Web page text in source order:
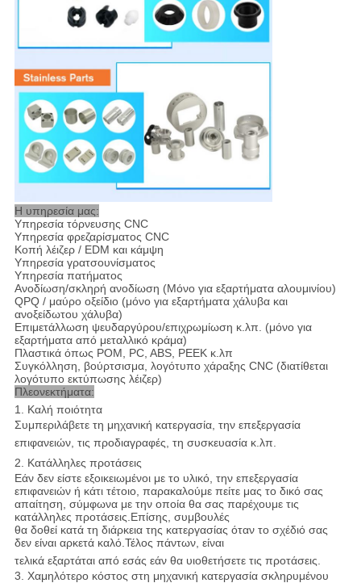
Η υπηρεσία μας:
Υπηρεσία τόρνευσης CNC
Υπηρεσία φρεζαρίσματος CNC
Κοπή λέιζερ / EDM και κάμψη
Υπηρεσία γρατσουνίσματος
Υπηρεσία πατήματος
Ανοδίωση/σκληρή ανοδίωση (Μόνο για εξαρτήματα αλουμινίου)
QPQ / μαύρο οξείδιο (μόνο για εξαρτήματα χάλυβα και
ανοξείδωτου χάλυβα)
Επιμετάλλωση ψευδαργύρου/επιχρωμίωση κ.λπ. (μόνο για
εξαρτήματα από μεταλλικό κράμα)
Πλαστικά όπως POM, PC, ABS, PEEK κ.λπ
Συγκόλληση, βούρτσισμα, λογότυπο χάραξης CNC (διατίθεται
λογότυπο εκτύπωσης λέιζερ)
Πλεονεκτήματα:
1. Καλή ποιότητα
Συμπεριλάβετε τη μηχανική κατεργασία, την επεξεργασία
επιφανειών, τις προδιαγραφές, τη συσκευασία κ.λπ.
2. Κατάλληλες προτάσεις
Εάν δεν είστε εξοικειωμένοι με το υλικό, την επεξεργασία
επιφανειών ή κάτι τέτοιο, παρακαλούμε πείτε μας το δικό σας
απαίτηση, σύμφωνα με την οποία θα σας παρέχουμε τις
κατάλληλες προτάσεις.Επίσης, συμβουλές
θα δοθεί κατά τη διάρκεια της κατεργασίας όταν το σχέδιό σας
δεν είναι αρκετά καλό.Τέλος πάντων, είναι
τελικά εξαρτάται από εσάς εάν θα υιοθετήσετε τις προτάσεις.
3. Χαμηλότερο κόστος στη μηχανική κατεργασία σκληρυμένου